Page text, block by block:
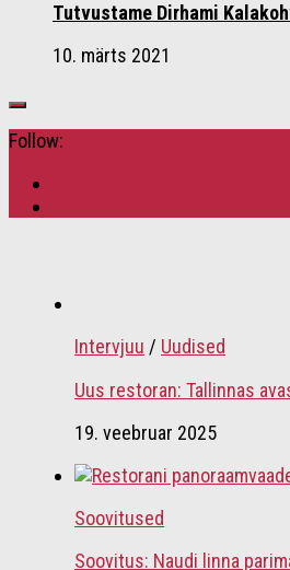
Tutvustame Dirhami
10. märts 2021
Follow:
Intervjuu / Uudised
Uus restoran: Tallinnas
19. veebruar 2025
Soovitused
Soovitus: Naudi linna